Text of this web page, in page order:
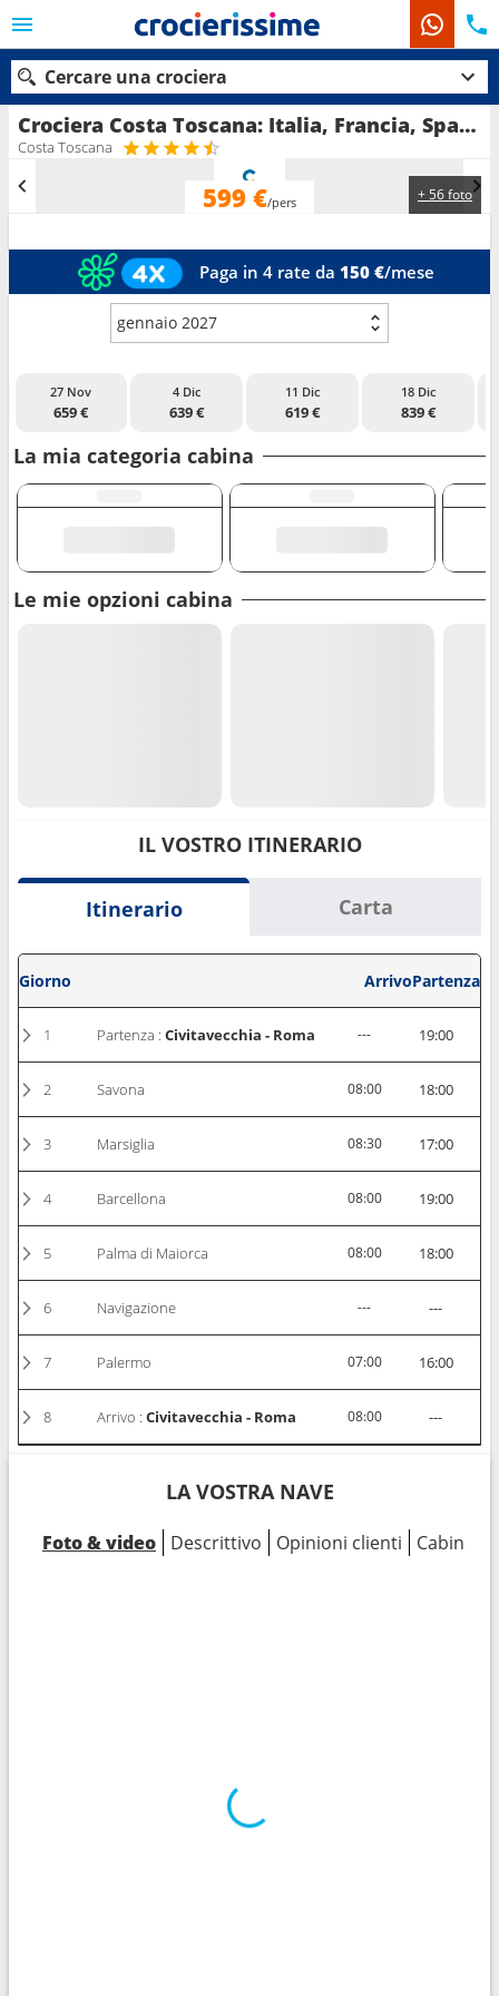
Crociera Costa Toscana: Italia, Francia, Spagna, Isole Baleari in partenza da Civitavecchia - Roma
Costa Toscana
+ 56 foto
599 €/pers
Paga in 4 rate da 150 €/mese
gennaio 2027
27 Nov
659 €
4 Dic
639 €
11 Dic
619 €
18 Dic
839 €
La mia categoria cabina
Le mie opzioni cabina
IL VOSTRO ITINERARIO
Itinerario Carta
Giorno ArrivoPartenza
1 Partenza :Civitavecchia - Roma --- 19:00
2 Savona 08:00 18:00
3 Marsiglia 08:30 17:00
4 Barcellona 08:00 19:00
5 Palma di Maiorca 08:00 18:00
6 Navigazione --- ---
7 Palermo 07:00 16:00
8 Arrivo :Civitavecchia - Roma 08:00 ---
LA VOSTRA NAVE
Foto & video Descrittivo Opinioni clienti Cabine
Cercare una crociera
Le nostre destinazioni
Mesi di partenza
Porti Compagnie